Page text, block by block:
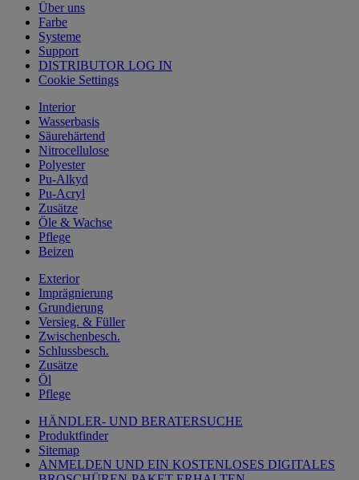
Über uns
Farbe
Systeme
Support
DISTRIBUTOR LOG IN
Cookie Settings
Interior
Wasserbasis
Säurehärtend
Nitrocellulose
Polyester
Pu-Alkyd
Pu-Acryl
Zusätze
Öle & Wachse
Pflege
Beizen
Exterior
Imprägnierung
Grundierung
Versieg. & Füller
Zwischenbesch.
Schlussbesch.
Zusätze
Öl
Pflege
HÄNDLER- UND BERATERSUCHE
Produktfinder
Sitemap
ANMELDEN UND EIN KOSTENLOSES DIGITALES